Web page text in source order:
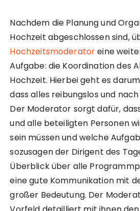
Nachdem die Planung und
Hochzeit abgeschlossen sind,
Hochzeitsmoderatoreine
Aufgabe: die Koordination des
Hochzeit. Hierbei geht es
dass alles reibungslos und
Der Moderator sorgt dafür,
und alle beteiligten Personen
sein müssen und welche
sozusagen der Dirigent des
Überblick über alle
eine gute Kommunikation mit
großer Bedeutung. Der